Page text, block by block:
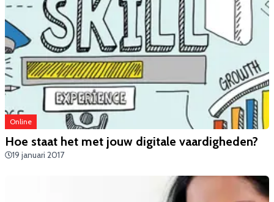
Online
Hoe staat het met jouw digitale vaardigheden?
19 januari 2017